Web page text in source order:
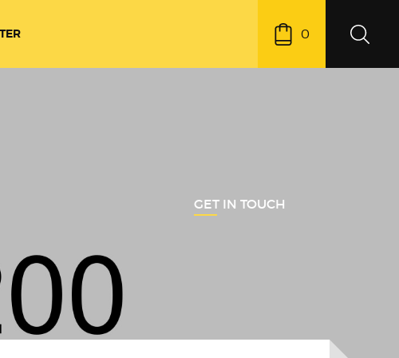
0
GET IN TOUCH